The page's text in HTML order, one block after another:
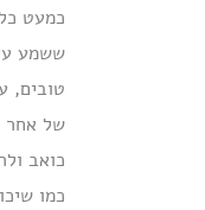
כמעט
ששמע
טובים,
של אחר
כואב
כמו